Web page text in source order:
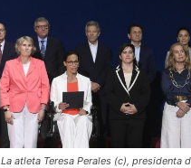
atleta Teresa Perales (c), presidenta